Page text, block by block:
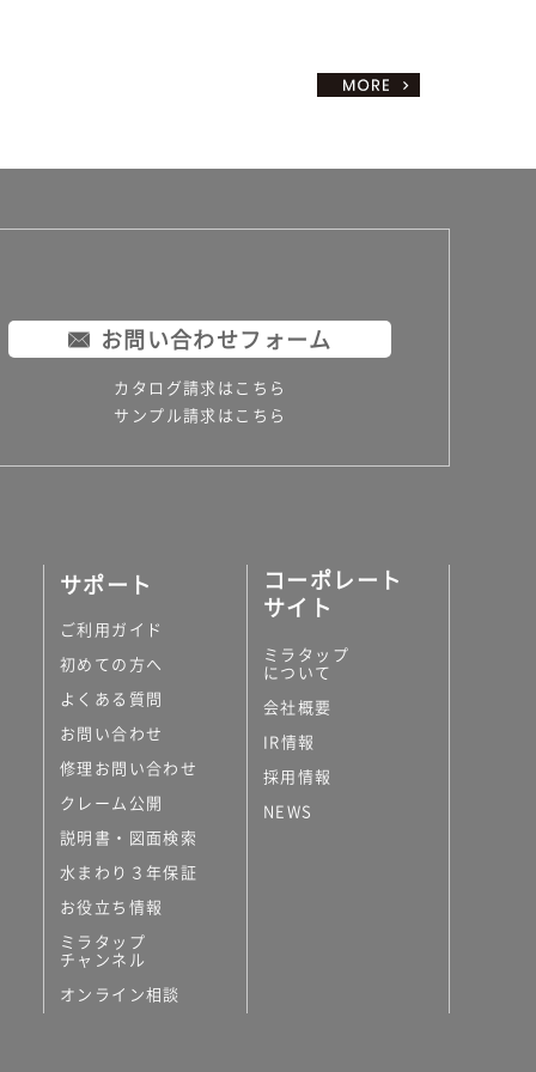
お問い合わせフォーム
カタログ請求はこちら
サンプル請求はこちら
サポート
ご利用ガイド
初めての方へ
よくある質問
お問い合わせ
修理お問い合わせ
クレーム公開
説明書・図面検索
水まわり３年保証
お役立ち情報
ミラタップ
チャンネル
オンライン相談
コーポレート
サイト
ミラタップ
について
会社概要
IR情報
採用情報
NEWS